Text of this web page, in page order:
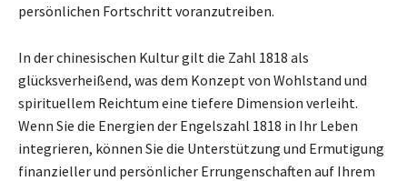
persönlichen Fortschritt voranzutreiben.
In der chinesischen Kultur gilt die Zahl 1818 als
glücksverheißend, was dem Konzept von Wohlstand und
spirituellem Reichtum eine tiefere Dimension verleiht.
Wenn Sie die Energien der Engelszahl 1818 in Ihr Leben
integrieren, können Sie die Unterstützung und Ermutigung
finanzieller und persönlicher Errungenschaften auf Ihrem